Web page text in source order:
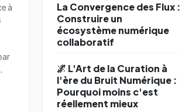
à
La Convergence des Flux :
Construire un
écosystème numérique
collaboratif
🌌 L'Art de la Curation à
l'ère du Bruit Numérique :
Pourquoi moins c'est
réellement mieux